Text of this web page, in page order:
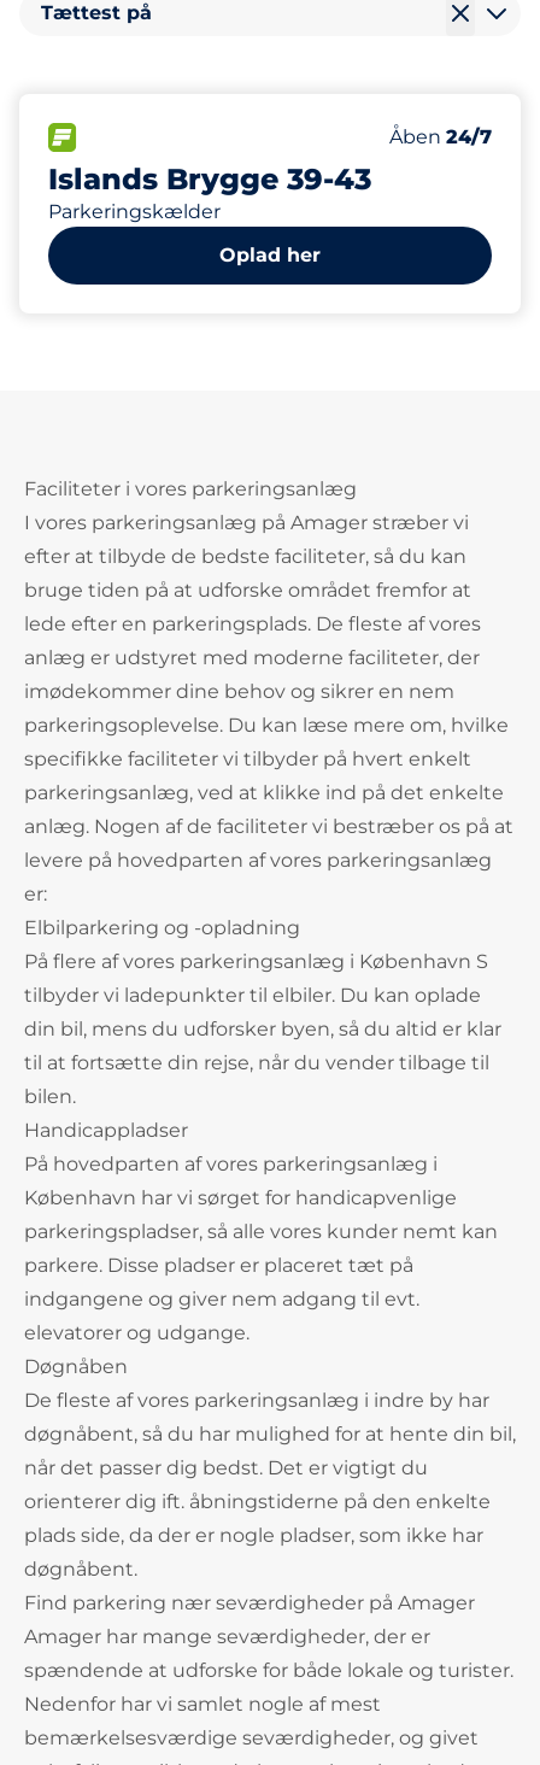
Tættest på
Islands Brygge 39-43
Parkeringskælder
Antal
Antal pladser
155
Ladepladser
15
Lørdag
Åben 24/7
Oplad her
Faciliteter i vores parkeringsanlæg
I vores parkeringsanlæg på Amager stræber vi
efter at tilbyde de bedste faciliteter, så du kan
bruge tiden på at udforske området fremfor at
lede efter en parkeringsplads. De fleste af vores
anlæg er udstyret med moderne faciliteter, der
imødekommer dine behov og sikrer en nem
parkeringsoplevelse. Du kan læse mere om, hvilke
specifikke faciliteter vi tilbyder på hvert enkelt
parkeringsanlæg, ved at klikke ind på det enkelte
anlæg. Nogen af de faciliteter vi bestræber os på at
levere på hovedparten af vores parkeringsanlæg
er:
Elbilparkering og -opladning
På flere af vores parkeringsanlæg i København S
tilbyder vi ladepunkter til elbiler. Du kan oplade
din bil, mens du udforsker byen, så du altid er klar
til at fortsætte din rejse, når du vender tilbage til
bilen.
Handicappladser
På hovedparten af vores parkeringsanlæg i
København har vi sørget for handicapvenlige
parkeringspladser, så alle vores kunder nemt kan
parkere. Disse pladser er placeret tæt på
indgangene og giver nem adgang til evt.
elevatorer og udgange.
Døgnåben
De fleste af vores parkeringsanlæg i indre by har
døgnåbent, så du har mulighed for at hente din bil,
når det passer dig bedst. Det er vigtigt du
orienterer dig ift. åbningstiderne på den enkelte
plads side, da der er nogle pladser, som ikke har
døgnåbent.
Find parkering nær seværdigheder på Amager
Amager har mange seværdigheder, der er
spændende at udforske for både lokale og turister.
Nedenfor har vi samlet nogle af mest
bemærkelsesværdige seværdigheder, og givet